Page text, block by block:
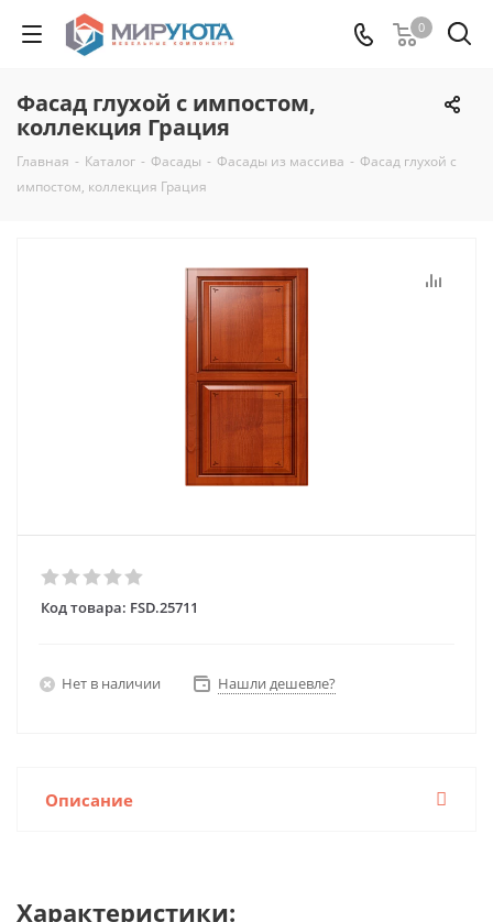
0
Фасад глухой с импостом,
коллекция Грация
Главная - Каталог - Фасады - Фасады из массива - Фасад глухой с
импостом, коллекция Грация
Код товара: FSD.25711
Нет в наличии Нашли дешевле?
Описание
Характеристики: